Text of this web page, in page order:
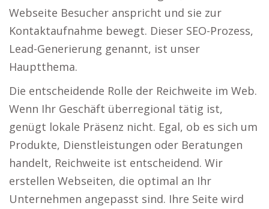
Webseite Besucher anspricht und sie zur
Kontaktaufnahme bewegt. Dieser SEO-Prozess,
Lead-Generierung genannt, ist unser
Hauptthema.
Die entscheidende Rolle der Reichweite im Web.
Wenn Ihr Geschäft überregional tätig ist,
genügt lokale Präsenz nicht. Egal, ob es sich um
Produkte, Dienstleistungen oder Beratungen
handelt, Reichweite ist entscheidend. Wir
erstellen Webseiten, die optimal an Ihr
Unternehmen angepasst sind. Ihre Seite wird